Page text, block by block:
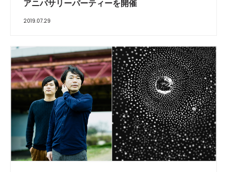
アニバサリーパーティーを開催
2019.07.29